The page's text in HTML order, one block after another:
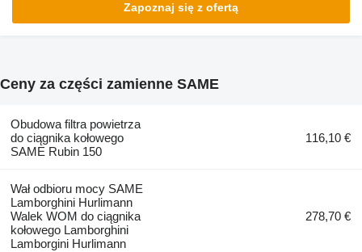
Zapoznaj się z ofertą
Ceny za części zamienne SAME
Obudowa filtra powietrza
do ciągnika kołowego
SAME Rubin 150
116,10 €
Wał odbioru mocy SAME
Lamborghini Hurlimann
Walek WOM do ciągnika
kołowego Lamborghini
Lamborgini Hurlimann
278,70 €